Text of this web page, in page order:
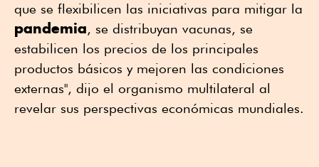
que se flexibilicen las iniciativas para mitigar la
pandemia, se distribuyan vacunas, se
estabilicen los precios de los principales
productos básicos y mejoren las condiciones
externas", dijo el organismo multilateral al
revelar sus perspectivas económicas mundiales.